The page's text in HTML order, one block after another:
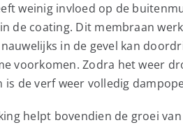
weinig invloed op de
de coating. Dit membraan
in de gevel kan
voorkomen. Zodra het weer
de verf weer volledig
helpt bovendien de groei